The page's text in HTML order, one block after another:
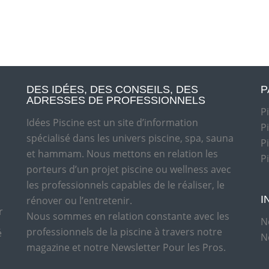
DES IDÉES, DES CONSEILS, DES
ADRESSES DE PROFESSIONNELS
Idées Piscine est un site d’information
spécialisé dans les univers piscine, spa, sauna
et hammam. Nous mettons en relation les
porteurs d’un projet piscine ou wellness avec
les professionnels capables de le réaliser, le
rénover ou l’entretenir.
Nous sommes en relation constante avec les
professionnels de la piscine à travers notre
magazine et notre Newsletter Pour les Pros.